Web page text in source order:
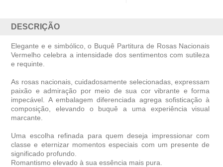
DESCRIÇÃO
Elegante e e simbólico, o Buquê Partitura de Rosas Nacionais
Vermelho celebra a intensidade dos sentimentos com sutileza
e requinte.
As rosas nacionais, cuidadosamente selecionadas, expressam
paixão e admiração por meio de sua cor vibrante e forma
impecável. A embalagem diferenciada agrega sofisticação à
composição, elevando o buquê a uma experiência visual
marcante.
Uma escolha refinada para quem deseja impressionar com
classe e eternizar momentos especiais com um presente de
significado profundo.
Romantismo elevado à sua essência mais pura.